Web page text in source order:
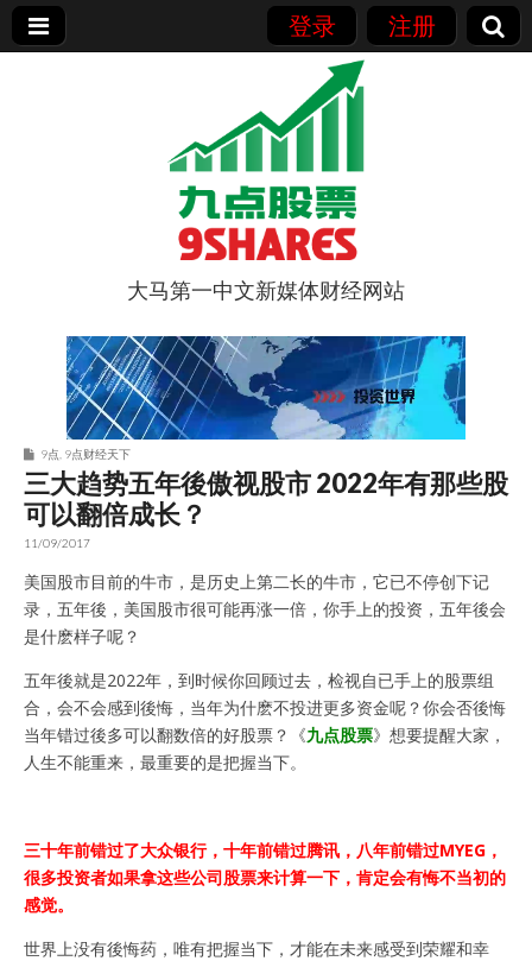
登录 注册
9点股票
大马第一中文新媒体财经网站
9点 9点财经天下
三大趋势五年後傲视股市 2022年有那些股
可以翻倍成长？
11/09/2017
美国股市目前的牛市，是历史上第二长的牛市，它已不停创下记
录，五年後，美国股市很可能再涨一倍，你手上的投资，五年後会
是什麽样子呢？
五年後就是2022年，到时候你回顾过去，检视自已手上的股票组
合，会不会感到後悔，当年为什麽不投进更多资金呢？你会否後悔
当年错过後多可以翻数倍的好股票？《九点股票》想要提醒大家，
人生不能重来，最重要的是把握当下。
三十年前错过了大众银行，十年前错过腾讯，八年前错过MYEG，
很多投资者如果拿这些公司股票来计算一下，肯定会有悔不当初的
感觉。
世界上没有後悔药，唯有把握当下，才能在未来感受到荣耀和幸